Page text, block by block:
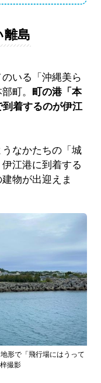
離島
いる「沖縄美ら
町。 町の港「本
着するのが伊江
なかたちの「城
江港に到着する
物が出迎えま
形で「飛行場にはうって
撮影